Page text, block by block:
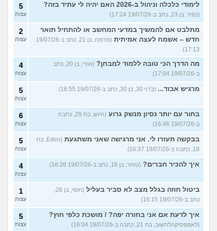
לימודי כלכלה וניהול ב-2026 האם יהיה לי עתיד בזה?
(כפיר, בן 23, כתב ב-19/07/26 17:24)
5
עצות
מתלבט אם להמשיך במדעי המחשב או להתחיל תואר
חדש – אשמח לעצה אמיתית
(מדמח, בן 21, כתב ב-19/07/26
17:13)
2
עצות
מה הדרך הכי טובה ללמוד למבחן?
(אודי, בן 20, כתב
ב-19/07/26 17:04)
4
עצות
מרגיש אבוד... (בדוי 30, בן 30, כתב ב-19/07/26 16:55) 5
עצות
בחור עם יותר נסיון מנשק גרוע
(היוש, בת 29, כתבה
ב-19/07/26 16:46)
6
עצות
בבקשה תעזרו לי. אני מרגישה שאני משתגעת
(Eden, בת
18, כתבה ב-19/07/26 16:37)
5
עצות
איך להכיר חברים? (טוהר, בן 16, כתב ב-19/07/26 16:26) 4
עצות
ביטול חוזה בגלל מצב לא סביר בעליל
(חסוי, בן 26,
כתב ב-19/07/26 16:15)
1
עצות
איך לדעת אם אני בחורה יפה? / מושכת כלפי חוץ?
(לאמפסיקהלחשוב, בת 21, כתבה ב-19/07/26 16:04)
5
עצות